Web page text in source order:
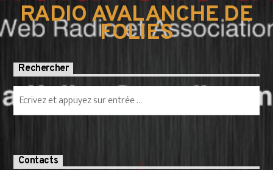
RADIO AVALANCHE DE
FOLIES
Rechercher
Contacts